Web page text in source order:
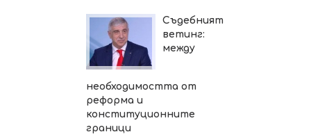
Съдебният
ветинг:
между
необходимостта от
реформа и
конституционните
граници